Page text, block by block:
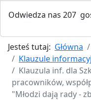
Odwiedza nas 207
Jesteś tutaj: Główna
Klauzule
Klauzula inf. dla
pracowników,
"Młodzi dają rady -